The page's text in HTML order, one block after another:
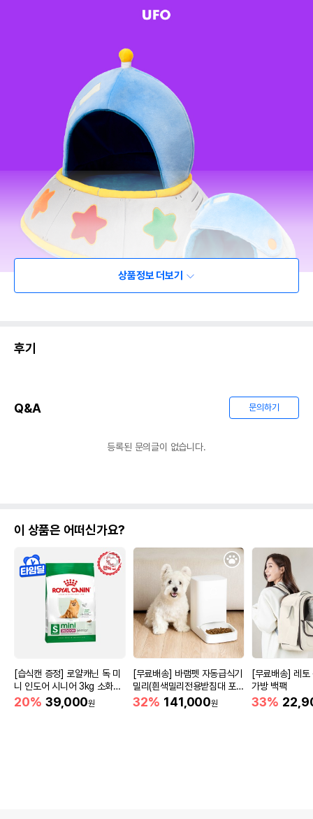
상품정보 더보기
후기
Q&A 문의하기
등록된 문의글이 없습니다.
이 상품은 어떠신가요?
[습식캔 증정] 로얄캐닌 독 미
니 인도어 시니어 3kg 소화도
움
20% 39,000원
[무료배송] 바램펫 자동급식기
밀리(흰색밀리전용받침대 포
함)
32% 141,000원
[무료배송] 레토
가방 백팩
33%